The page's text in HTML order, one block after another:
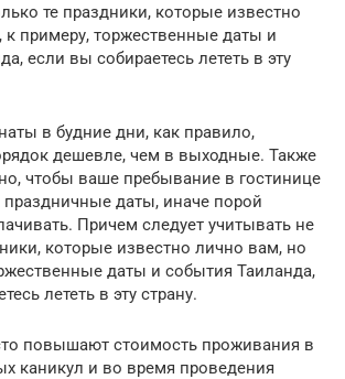
те праздники, которые известно
примеру, торжественные даты и
если вы собираетесь лететь в эту
в будние дни, как правило,
дешевле, чем в выходные. Также
чтобы ваше пребывание в гостинице
даты, иначе порой
Причем следует учитывать не
которые известно лично вам, но
даты и события Таиланда,
лететь в эту страну.
повышают стоимость проживания в
каникул и во время проведения